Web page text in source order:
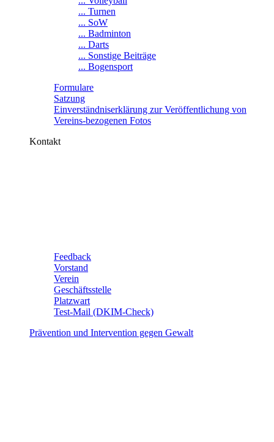
... Turnen
... SoW
... Badminton
... Darts
... Sonstige Beiträge
... Bogensport
Formulare
Satzung
Einverständniserklärung zur Veröffentlichung von
Vereins-bezogenen Fotos
Kontakt
Feedback
Vorstand
Verein
Geschäftsstelle
Platzwart
Test-Mail (DKIM-Check)
Prävention und Intervention gegen Gewalt